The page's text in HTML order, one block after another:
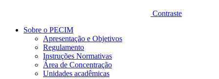
Contraste
Sobre o PECIM
Apresentação e Objetivos
Regulamento
Instruções Normativas
Área de Concentração
Unidades acadêmicas